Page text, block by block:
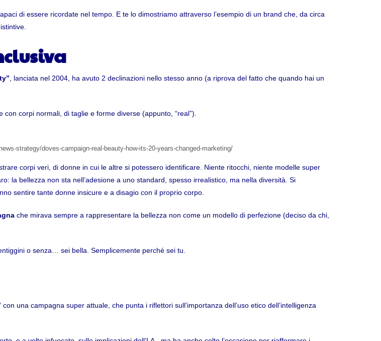
di essere ricordate nel tempo. E te lo dimostriamo attraverso l’esempio di un brand che, da circa
, lanciata nel 2004, ha avuto 2 declinazioni nello stesso anno (a riprova del fatto che quando hai un
con corpi normali, di taglie e forme diverse (appunto, “real”).
strategy/doves-campaign-real-beauty-how-its-20-years-changed-marketing/
corpi veri, di donne in cui le altre si potessero identificare. Niente ritocchi, niente modelle super
la bellezza non sta nell’adesione a uno standard, spesso irrealistico, ma nella diversità. Si
sentire tante donne insicure e a disagio con il proprio corpo.
che mirava sempre a rappresentare la bellezza non come un modello di perfezione (deciso da chi,
o senza… sei bella. Semplicemente perché sei tu.
una campagna super attuale, che punta i riflettori sull’importanza dell’uso etico dell’intelligenza